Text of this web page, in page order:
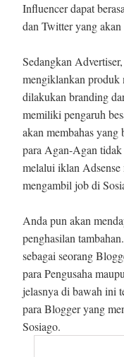
Influencer dapat
dan Twitter yang
Sedangkan
mengiklankan produk
dilakukan branding
memiliki pengaruh
akan membahas
para Agan-Agan
melalui iklan
mengambil job di
Anda pun akan
penghasilan
sebagai seorang
para Pengusaha
jelasnya di bawah ini
para Blogger yang
Sosiago.